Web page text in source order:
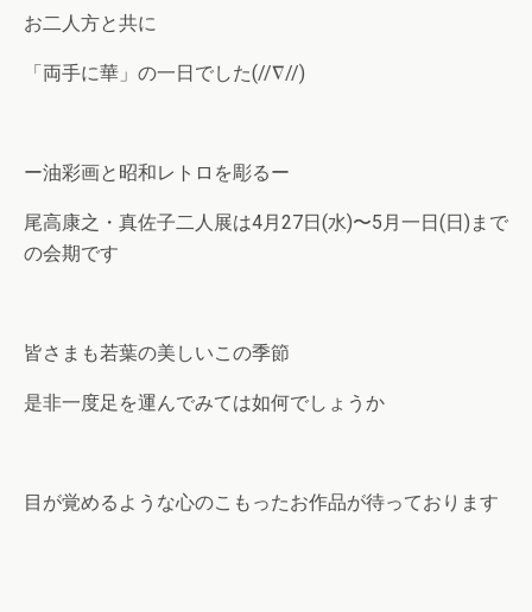
お二人方と共に
「両手に華」の一日でした(//∇//)
ー油彩画と昭和レトロを彫るー
尾高康之・真佐子二人展は4月27日(水)〜5月一日(日)まで
の会期です
皆さまも若葉の美しいこの季節
是非一度足を運んでみては如何でしょうか
目が覚めるような心のこもったお作品が待っております